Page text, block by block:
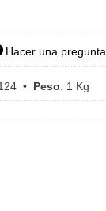
Hacer una pregunta
• Peso: 1 Kg